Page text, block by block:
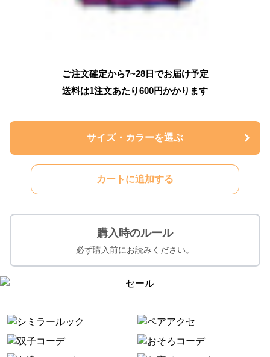
ご注文確定から7~28日でお届け予定
送料は1注文あたり600円かかります
サイズ・カラーを選ぶ
カートに追加する
購入時のルール
必ず購入前にお読みください。